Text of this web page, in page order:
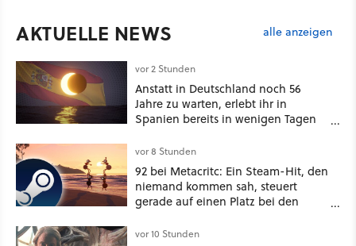
AKTUELLE NEWS alle anzeigen
vor 2 Stunden
Anstatt in Deutschland noch 56
Jahre zu warten, erlebt ihr in
Spanien bereits in wenigen Tagen
vor 8 Stunden
92 bei Metacritc: Ein Steam-Hit, den
niemand kommen sah, steuert
gerade auf einen Platz bei den
vor 10 Stunden